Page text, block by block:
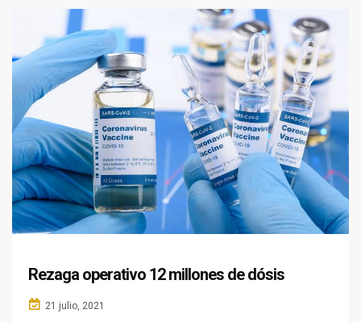
Rezaga operativo 12 millones de dósis
21 julio, 2021